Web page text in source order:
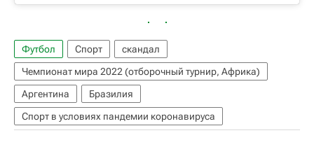
Футбол Спорт
скандал
Чемпионат мира 2022 (отборочный турнир, Африка)
Аргентина
Бразилия
Спорт в условиях пандемии коронавируса